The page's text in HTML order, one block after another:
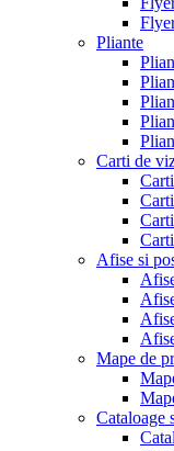
Pliante
Carti de
Afise si
Mape de
Cataloage